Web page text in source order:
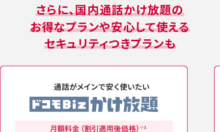
さらに、国内通話かけ放題の
お得なプランや安心して使える
セキュリティつきプランも